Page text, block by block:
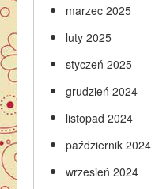
marzec 2025
luty 2025
styczeń 2025
grudzień 2024
listopad 2024
październik 2024
wrzesień 2024